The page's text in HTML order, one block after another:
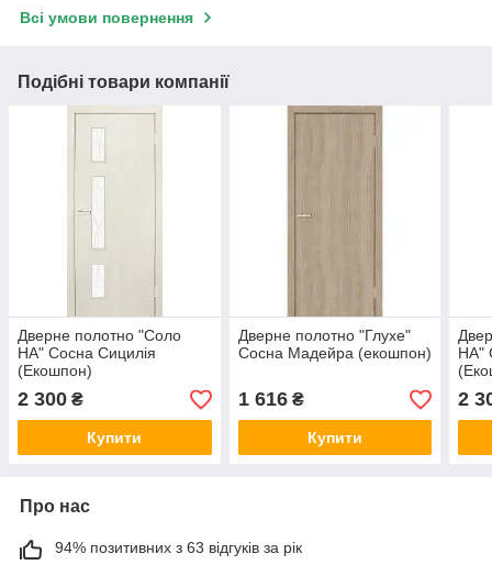
Всі умови повернення
Подібні товари компанії
Дверне полотно "Соло
НА" Сосна Сицилія
(Екошпон)
2 300 ₴
Купити
Дверне полотно "Глухе"
Сосна Мадейра (екошпон)
1 616₴
Купити
НА"
2
Про нас
94% позитивних з 63 відгуків за рік